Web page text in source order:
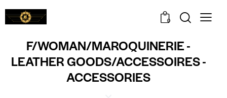
0
F/WOMAN/MAROQUINERIE -
LEATHER GOODS/ACCESSOIRES -
ACCESSORIES